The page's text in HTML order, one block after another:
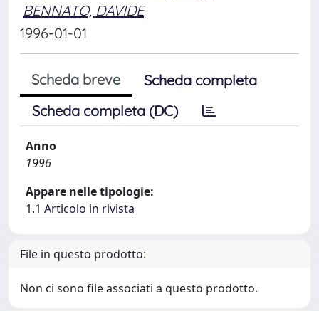
BENNATO, DAVIDE
1996-01-01
Scheda breve
Scheda completa
Scheda completa (DC)
Anno
1996
Appare nelle tipologie:
1.1 Articolo in rivista
File in questo prodotto:
Non ci sono file associati a questo prodotto.